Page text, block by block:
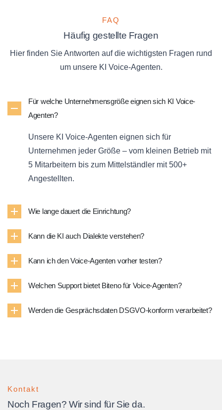
FAQ
Häufig gestellte Fragen
Hier finden Sie Antworten auf die wichtigsten Fragen rund
um unsere KI Voice-Agenten.
Für welche Unternehmensgröße eignen sich KI Voice-
Agenten?
Unsere KI Voice-Agenten eignen sich für
Unternehmen jeder Größe – vom kleinen Betrieb mit
5 Mitarbeitern bis zum Mittelständler mit 500+
Angestellten.
Wie lange dauert die Einrichtung?
Kann die KI auch Dialekte verstehen?
Kann ich den Voice-Agenten vorher testen?
Welchen Support bietet Biteno für Voice-Agenten?
Werden die Gesprächsdaten DSGVO-konform verarbeitet?
Kontakt
Noch Fragen? Wir sind für Sie da.